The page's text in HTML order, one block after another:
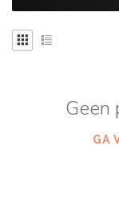
Geen
GA